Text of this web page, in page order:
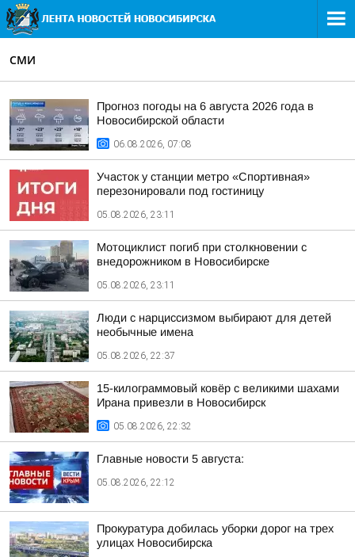
СМИ
Прогноз погоды на 6 августа 2026 года в
Новосибирской области
06.08.2026, 07:08
Участок у станции метро «Спортивная»
перезонировали под гостиницу
05.08.2026, 23:11
Мотоциклист погиб при столкновении с
внедорожником в Новосибирске
05.08.2026, 23:11
Люди с нарциссизмом выбирают для детей
необычные имена
05.08.2026, 22:37
15-килограммовый ковёр с великими шахами
Ирана привезли в Новосибирск
05.08.2026, 22:32
Главные новости 5 августа:
05.08.2026, 22:12
Прокуратура добилась уборки дорог на трех
улицах Новосибирска